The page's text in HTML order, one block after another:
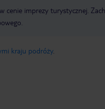
cenie imprezy turystycznej.
kraju podróży.